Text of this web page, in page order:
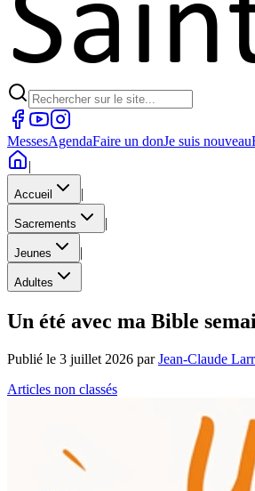
MessesAgendaFaire un donJe suis nouveau
|
Accueil |
Sacrements |
Jeunes |
Adultes
Un été avec ma Bible
Publié le 3 juillet 2026 par Jean-Claude
Articles non classés